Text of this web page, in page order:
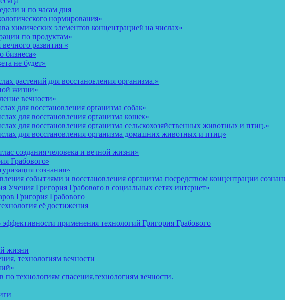
и по часам дня
нормирования»
химических элементов концентрацией на числах»
по продуктам»
развития «
бизнеса»
не будет»
растений для восстановления организма.»
жизни»
вечности»
для восстановления организма собак»
для восстановления организма кошек»
для восстановления организма сельскохозяйственных животных и птиц.»
для восстановления организма домашних животных и птиц»
создания человека и вечной жизни»
Грабового»
сознания»
событиями и восстановления организма посредством концентрации
Григория Грабового в социальных сетях интернет»
Григория Грабового
её достижения
применения технологий Григория Грабового
жизни
технологиям вечности
по технологиям спасения,технологиям вечности.